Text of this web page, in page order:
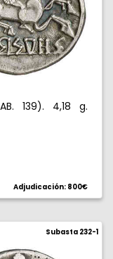
139). 4,18 g.
Adjudicación: 800€
Subasta 232-1